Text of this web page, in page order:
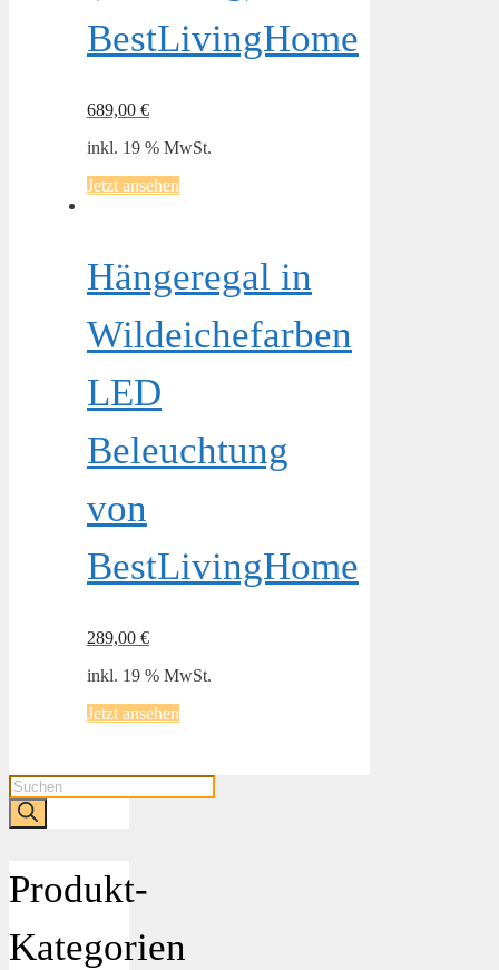
BestLivingHome
689,00 €
inkl. 19 % MwSt.
Jetzt ansehen
Hängeregal in
Wildeichefarben
LED
Beleuchtung
von
BestLivingHome
289,00 €
inkl. 19 % MwSt.
Jetzt ansehen
Products
search
Produkt-
Kategorien